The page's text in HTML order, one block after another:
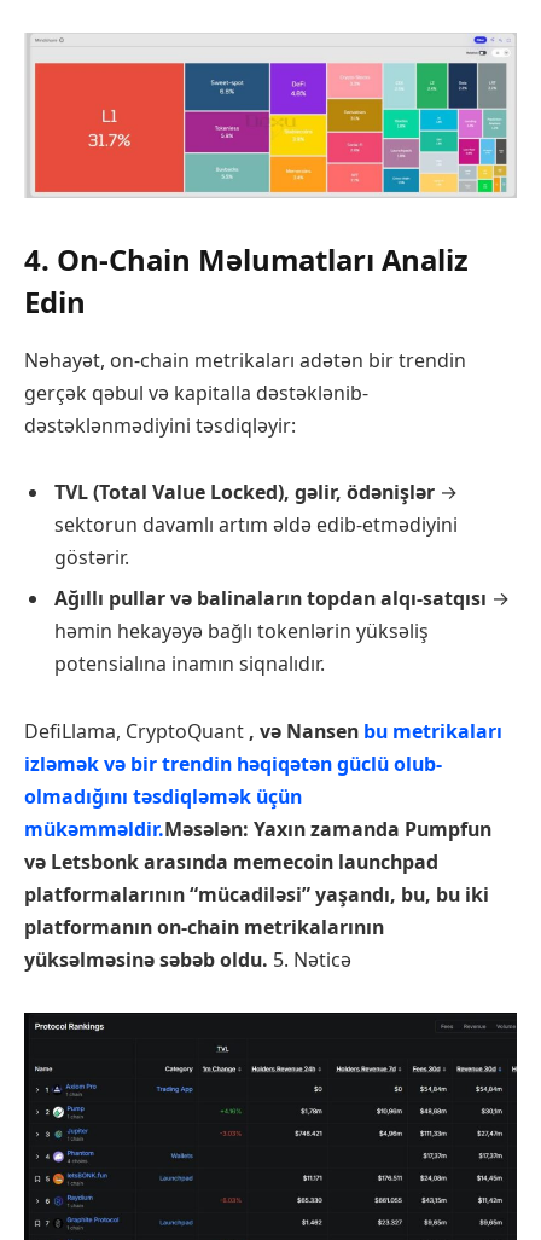
4. On-Chain Məlumatları Analiz
Edin
Nəhayət, on-chain metrikaları adətən bir trendin
gerçək qəbul və kapitalla dəstəklənib-
dəstəklənmədiyini təsdiqləyir:
TVL (Total Value Locked), gəlir, ödənişlər →
sektorun davamlı artım əldə edib-etmədiyini
göstərir.
Ağıllı pullar və balinaların topdan alqı-satqısı →
həmin hekayəyə bağlı tokenlərin yüksəliş
potensialına inamın siqnalıdır.
DefiLlama, CryptoQuant , və Nansen bu metrikaları
izləmək və bir trendin həqiqətən güclü olub-
olmadığını təsdiqləmək üçün
mükəmməldir.Məsələn: Yaxın zamanda Pumpfun
və Letsbonk arasında memecoin launchpad
platformalarının “mücadiləsi” yaşandı, bu, bu iki
platformanın on-chain metrikalarının
yüksəlməsinə səbəb oldu. 5. Nəticə